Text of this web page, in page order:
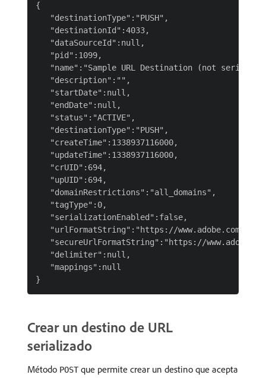
{
   "destinationType":"PUSH",
   "destinationId":4033,
   "dataSourceId":null,
   "pid":1099,
"name":"Sample URL Destination (not
   "description":"",
   "startDate":null,
   "endDate":null,
   "status":"ACTIVE",
   "destinationType":"PUSH",
   "createTime":1338937116000,
   "updateTime":1338937116000,
   "crUID":694,
   "upUID":694,
   "domainRestrictions":"all_domains",
   "tagType":0,
   "serializationEnabled":false,
"urlFormatString":"https://www.adobe.com/
"secureUrlFormatString":"https://
   "delimiter":null,
   "mappings":null
Crear un destino de URL
serializado
Método POSTque permite crear un destino que acepta